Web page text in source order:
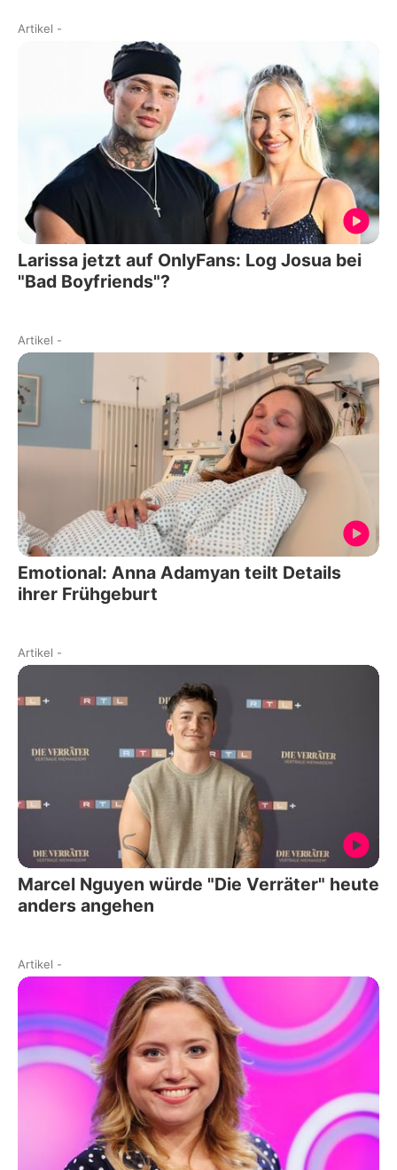
Artikel -
Larissa jetzt auf OnlyFans: Log Josua bei
"Bad Boyfriends"?
Artikel -
Emotional: Anna Adamyan teilt Details
ihrer Frühgeburt
Artikel -
Marcel Nguyen würde "Die Verräter" heute
anders angehen
Artikel -